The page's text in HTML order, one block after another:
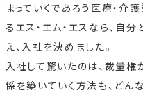
まっていくであろう医療・介
るエス・エム・エスなら、自
え、入社を決めました。
入社して驚いたのは、裁量権
係を築いていく方法も、どん